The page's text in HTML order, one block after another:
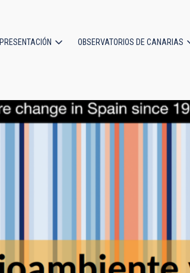
PRESENTACIÓN OBSERVATORIOS DE CANARIAS